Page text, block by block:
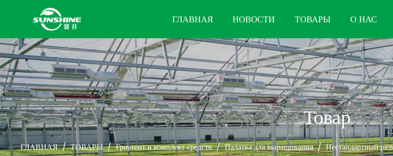
ГЛАВНАЯ НОВОСТИ ТОВАРЫ О НАС
Товар
ГЛАВНАЯ / ТОВАРЫ / Гроутент и комплект средств / Палатка для выращивания / Нестандартный